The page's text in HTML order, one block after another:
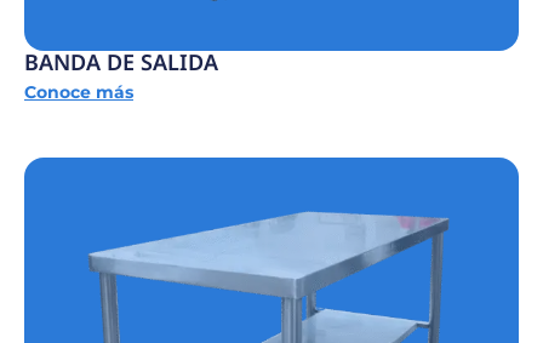
BANDA DE SALIDA
Conoce más